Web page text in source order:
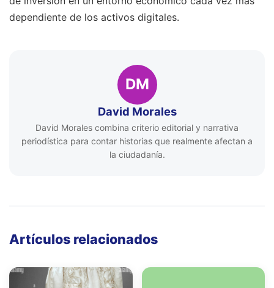
dependiente de los activos digitales.
DM
David Morales
David Morales combina criterio editorial y narrativa
periodística para contar historias que realmente afectan a
la ciudadanía.
Artículos relacionados